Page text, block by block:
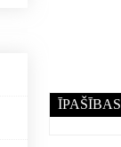
ĪPAŠĪBAS